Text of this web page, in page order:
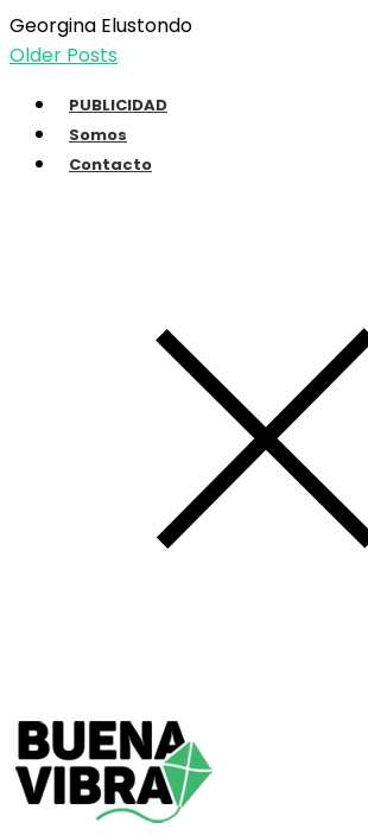
Georgina Elustondo
Older Posts
PUBLICIDAD
Somos
Contacto